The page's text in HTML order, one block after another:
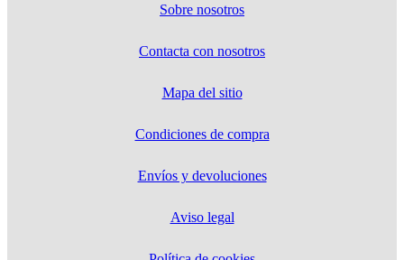
Sobre nosotros
Contacta con nosotros
Mapa del sitio
Condiciones de compra
Envíos y devoluciones
Aviso legal